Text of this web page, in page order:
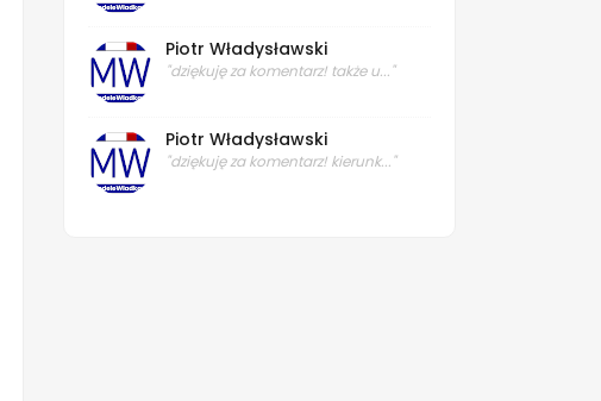
Piotr Władysławski
"dziękuję za komentarz! także u..."
Piotr Władysławski
"dziękuję za komentarz! kierunk..."